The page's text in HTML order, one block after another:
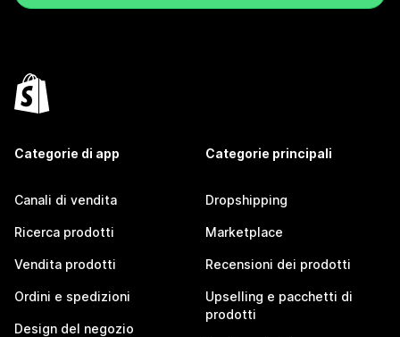
Categorie di app
Canali di vendita
Ricerca prodotti
Vendita prodotti
Ordini e spedizioni
Design del negozio
Categorie principali
Dropshipping
Marketplace
Recensioni dei prodotti
Upselling e pacchetti di
prodotti